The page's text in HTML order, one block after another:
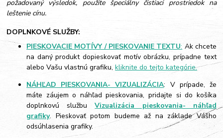
požadovaný výsledok, použite špeciálny čistiaci prostriedok na
leštenie cínu.
DOPLNKOVÉ SLUŽBY:
PIESKOVACIE MOTÍVY / PIESKOVANIE TEXTU: Ak chcete
na daný produkt dopieskovať motív obrázku, prípadne text
alebo Vašu vlastnú grafiku,kliknite do tejto kategórie.
NÁHĽAD PIESKOVANIA- VIZUALIZÁCIA: V prípade, že
máte záujem o náhľad pieskovania, pridajte si do košíka
doplnkovú službuVizualizácia pieskovania- náhľad
grafiky. Pieskovať potom budeme až na základe Vášho
odsúhlasenia grafiky.